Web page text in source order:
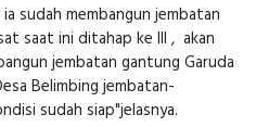
sudah membangun jembatan
saat ini ditahap ke III , akan
jembatan gantung Garuda
Belimbing jembatan-
sudah siap"jelasnya.